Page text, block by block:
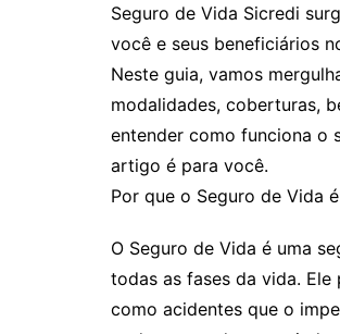
Seguro de Vida Sicredi
você e seus beneficiários
Neste guia, vamos
modalidades, coberturas,
entender como funciona o
artigo é para você.
Por que o Seguro de Vida
O Seguro de Vida é uma
todas as fases da vida.
como acidentes que o